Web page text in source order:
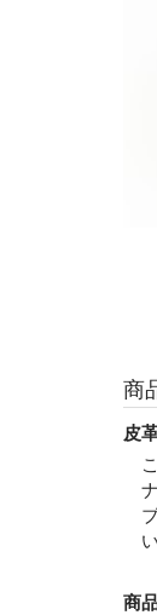
商
皮
商